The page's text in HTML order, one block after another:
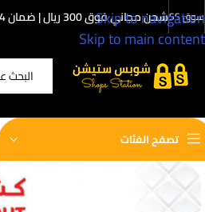
Skip to navigation
Skip to main content
سوق SS شحن مجاني فوق 300 ريال | ضمان 14 يوم | مركز معتمد في جدة
تصفح الفئات